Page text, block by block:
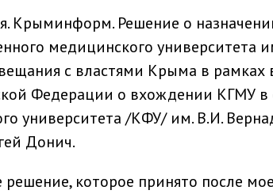
Крыминформ. Решение о
медицинского университета
с властями Крыма в рамках
Федерации о вхождении КГМУ в
университета /КФУ/ им. В.И.
Донич.
которое принято после